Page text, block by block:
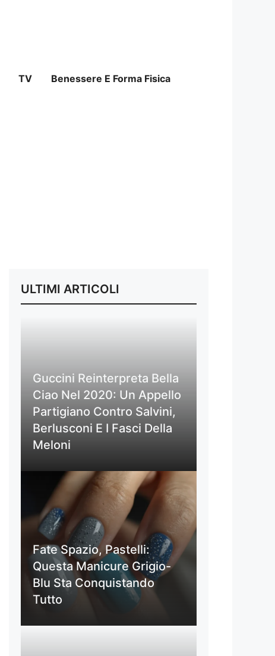
TV Benessere E Forma Fisica
ULTIMI ARTICOLI
Guccini Reinterpreta Bella
Ciao Nel 2020: Un Appello
Partigiano Contro Salvini,
Berlusconi E I Fasci Della
Meloni
Fate Spazio, Pastelli:
Questa Manicure Grigio-
Blu Sta Conquistando
Tutto